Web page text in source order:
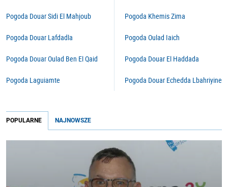
Pogoda Douar Sidi El Mahjoub
Pogoda Douar Lafdadla
Pogoda Douar Oulad Ben El Qaid
Pogoda Laguiamte
Pogoda Khemis Zima
Pogoda Oulad Iaich
Pogoda Douar El Haddada
Pogoda Douar Echedda Lbahriyine
POPULARNE NAJNOWSZE